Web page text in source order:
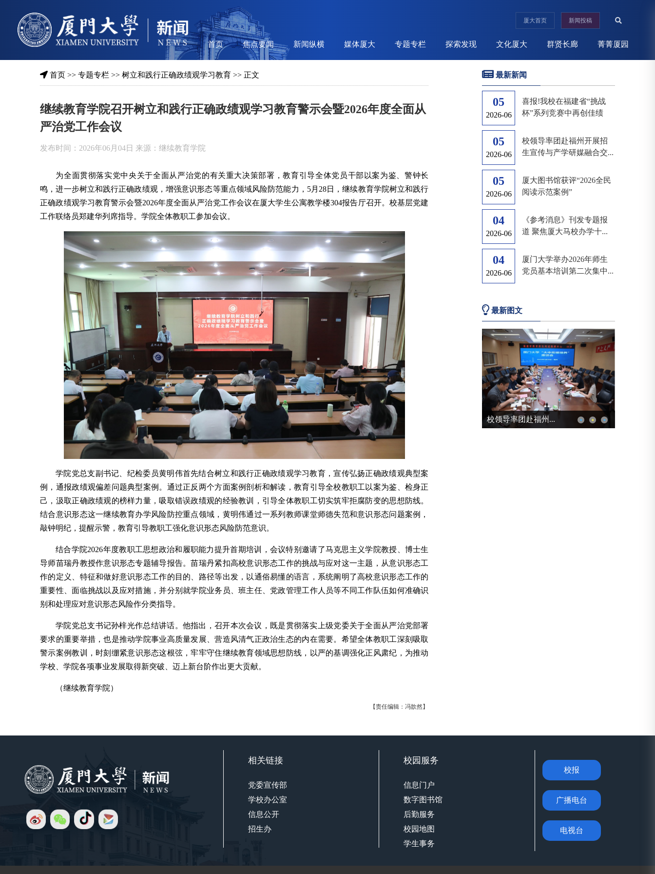
厦大首页 新闻投稿
首页 焦点要闻 新闻纵横 媒体厦大 专题专栏 探索发现 文化厦大 群贤长廊 菁菁厦园
首页 >>专题专栏 >>树立和践行正确政绩观学习教育 >> 正文
继续教育学院召开树立和践行正确政绩观学习教育警示会暨2026年度全面从
严治党工作会议
发布时间：2026年06月04日 来源：继续教育学院
为全面贯彻落实党中央关于全面从严治党的有关重大决策部署，教育引导全体党员干部以案为鉴、警钟长
鸣，进一步树立和践行正确政绩观，增强意识形态等重点领域风险防范能力，5月28日，继续教育学院树立和践行
正确政绩观学习教育警示会暨2026年度全面从严治党工作会议在厦大学生公寓教学楼304报告厅召开。校基层党建
工作联络员郑建华列席指导。学院全体教职工参加会议。
学院党总支副书记、纪检委员黄明伟首先结合树立和践行正确政绩观学习教育，宣传弘扬正确政绩观典型案
例，通报政绩观偏差问题典型案例。通过正反两个方面案例剖析和解读，教育引导全校教职工以案为鉴、检身正
己，汲取正确政绩观的榜样力量，吸取错误政绩观的经验教训，引导全体教职工切实筑牢拒腐防变的思想防线。
结合意识形态这一继续教育办学风险防控重点领域，黄明伟通过一系列教师课堂师德失范和意识形态问题案例，
敲钟明纪，提醒示警，教育引导教职工强化意识形态风险防范意识。
结合学院2026年度教职工思想政治和履职能力提升首期培训，会议特别邀请了马克思主义学院教授、博士生
导师苗瑞丹教授作意识形态专题辅导报告。苗瑞丹紧扣高校意识形态工作的挑战与应对这一主题，从意识形态工
作的定义、特征和做好意识形态工作的目的、路径等出发，以通俗易懂的语言，系统阐明了高校意识形态工作的
重要性、面临挑战以及应对措施，并分别就学院业务员、班主任、党政管理工作人员等不同工作队伍如何准确识
别和处理应对意识形态风险作分类指导。
学院党总支书记孙梓光作总结讲话。他指出，召开本次会议，既是贯彻落实上级党委关于全面从严治党部署
要求的重要举措，也是推动学院事业高质量发展、营造风清气正政治生态的内在需要。希望全体教职工深刻吸取
警示案例教训， 时刻绷紧意识形态这根弦，牢牢守住继续教育领域思想防线， 以严的基调强化正风肃纪， 为推动
学校、学院各项事业发展取得新突破、迈上新台阶作出更大贡献。
（继续教育学院）
【责任编辑：冯歆然】
最新新闻
05
2026-06
喜报!我校在福建省“挑战
杯”系列竞赛中再创佳绩
05
2026-06
校领导率团赴福州开展招
生宣传与产学研媒融合交...
05
2026-06
厦大图书馆获评“2026全民
阅读示范案例”
04
2026-06
《参考消息》刊发专题报
道 聚焦厦大马校办学十...
04
2026-06
厦门大学举办2026年师生
党员基本培训第二次集中...
最新图文
喜报!我校在福建省... 校领导率团赴福州... 厦大图书馆获评“2...
相关链接
党委宣传部
学校办公室
信息公开
招生办
校园服务
信息门户
数字图书馆
后勤服务
校园地图
学生事务
校报
广播电台
电视台